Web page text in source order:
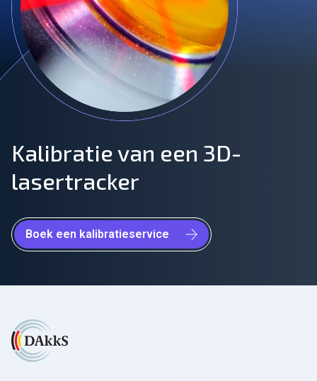
Industrieën
Bronnen
Contact
Sluit je aan bij ons team!
Over ons
NL
Kalibratie van een 3D-
lasertracker
Boek een kalibratieservice